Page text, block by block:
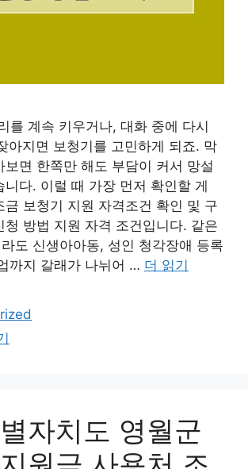
를 계속 키우거나, 대화 중에 다시
아지면 보청기를 고민하게 되죠. 막
보면 한쪽만 해도 부담이 커서 망설
니다. 이럴 때 가장 먼저 확인할 게
금 보청기 지원 자격조건 확인 및 구
청 방법 지원 자격 조건입니다. 같은
도 신생아아동, 성인 청각장애 등록
까지 갈래가 나뉘어 … 더 읽기
자치도 영월군